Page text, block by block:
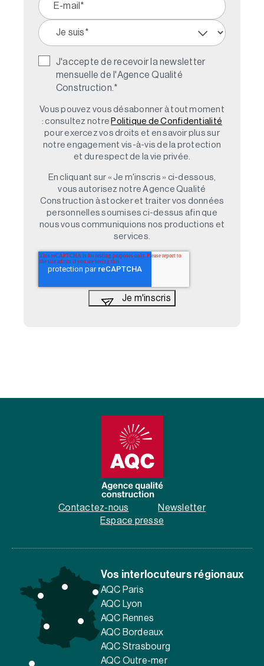
J'accepte de recevoir la newsletter
mensuelle de l'Agence Qualité
Construction. *
Vous pouvez vous désabonner à tout moment
: consultez notre Politique de Confidentialité
pour exercez vos droits et en savoir plus sur
notre engagement vis-à-vis de la protection
et du respect de la vie privée.
En cliquant sur « Je m'inscris » ci-dessous,
vous autorisez notre Agence Qualité
Construction à stocker et traiter vos données
personnelles soumises ci-dessus afin que
nous vous communiquions nos productions et
services.
Contactez-nous
Newsletter
Espace presse
Vos interlocuteurs régionaux
AQC Paris
AQC Lyon
AQC Rennes
AQC Bordeaux
AQC Strasbourg
AQC Outre-mer